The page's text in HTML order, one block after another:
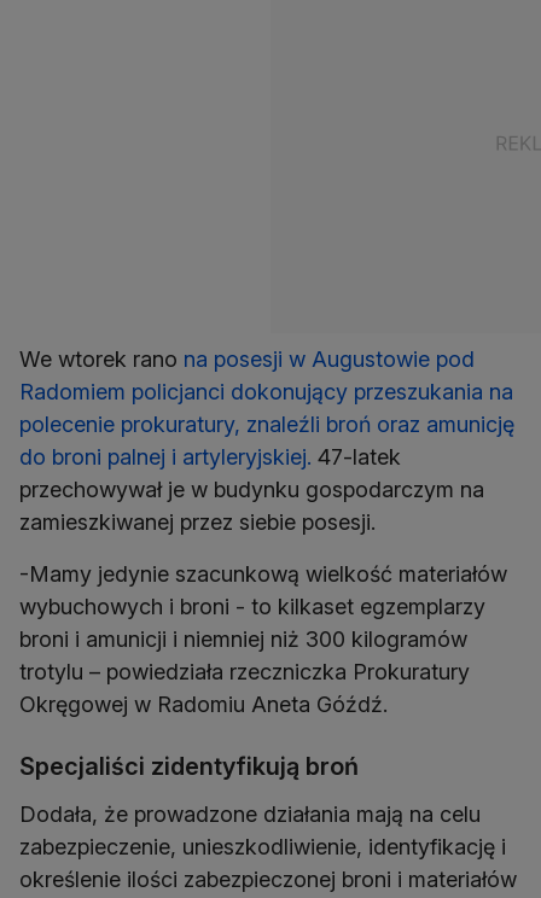
We wtorek rano na posesji w Augustowie pod
Radomiem policjanci dokonujący przeszukania na
polecenie prokuratury, znaleźli broń oraz amunicję
do broni palnej i artyleryjskiej. 47-latek
przechowywał je w budynku gospodarczym na
zamieszkiwanej przez siebie posesji.
-Mamy jedynie szacunkową wielkość materiałów
wybuchowych i broni - to kilkaset egzemplarzy
broni i amunicji i niemniej niż 300 kilogramów
trotylu – powiedziała rzeczniczka Prokuratury
Okręgowej w Radomiu Aneta Góźdź.
Specjaliści zidentyfikują broń
Dodała, że prowadzone działania mają na celu
zabezpieczenie, unieszkodliwienie, identyfikację i
określenie ilości zabezpieczonej broni i materiałów